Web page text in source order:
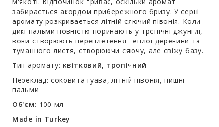
забирається акордом прибережного бризу. У серці
аромату розкривається літній сяючий півонія. Коли
дикі пальми повністю поринають у тропічні джунглі,
вони створюють переплетення теплої деревини та
туманного листя, створюючи сяючу, але свіжу базу.
Тип аромату: квітковий, тропічний
Переклад: соковита гуава, літній півонія, пишні
пальми
Об'єм: 100 мл
Made in Turkey